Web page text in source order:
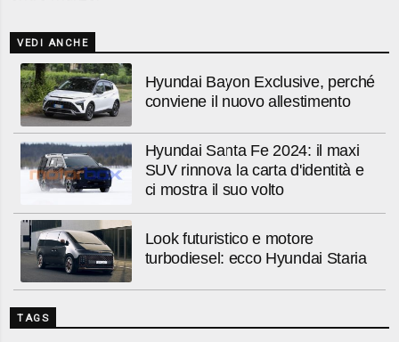
VEDI ANCHE
Hyundai Bayon Exclusive, perché
conviene il nuovo allestimento
Hyundai Santa Fe 2024: il maxi
SUV rinnova la carta d'identità e
ci mostra il suo volto
Look futuristico e motore
turbodiesel: ecco Hyundai Staria
TAGS